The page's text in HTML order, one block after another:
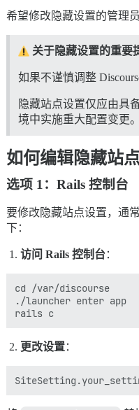
希望修改隐藏设置的管理
关于隐藏设置的重要
如果不谨慎调整
隐藏站点设置仅应由具
境中实施重大配置变更
如何编辑隐藏站
选项 1：Rails 控制台
要修改隐藏站点设置，通
下：
访问 Rails 控制台：
cd /var/discourse
./launcher enter app
更改设置：